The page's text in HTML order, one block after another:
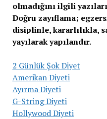
olmadığını ilgili
Doğru zayıflama;
disiplinle, kararlılıkla,
yayılarak yapılandır.
2 Günlük Şok Diyet
Amerikan Diyeti
Ayırma Diyeti
G-String Diyeti
Hollywood Diyeti